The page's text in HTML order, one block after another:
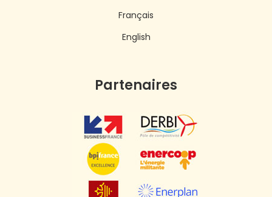
Français
English
Partenaires